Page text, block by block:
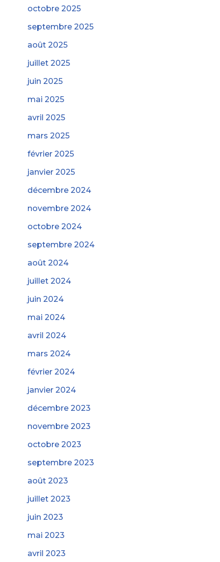
octobre 2025
septembre 2025
août 2025
juillet 2025
juin 2025
mai 2025
avril 2025
mars 2025
février 2025
janvier 2025
décembre 2024
novembre 2024
octobre 2024
septembre 2024
août 2024
juillet 2024
juin 2024
mai 2024
avril 2024
mars 2024
février 2024
janvier 2024
décembre 2023
novembre 2023
octobre 2023
septembre 2023
août 2023
juillet 2023
juin 2023
mai 2023
avril 2023